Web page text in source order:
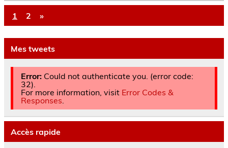
1 2 »
Mes tweets
Error:Could not authenticate you. (error code:
32).
For more information, visit Error Codes &
Responses.
Accès rapide